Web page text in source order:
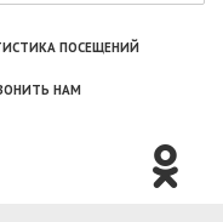
ПОСЕЩЕНИЙ
НАМ